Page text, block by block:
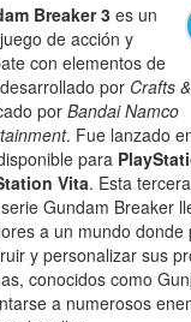
Breaker 3 es un
de acción y
con elementos de
por Crafts
porBandai Namco
. Fue lanzado
para
Vita. Esta
Gundam Breaker
a un mundo donde
y personalizar sus
conocidos como
a numerosos